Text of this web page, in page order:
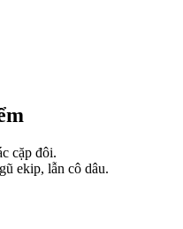
cặp đôi.
ekip, lẫn cô dâu.